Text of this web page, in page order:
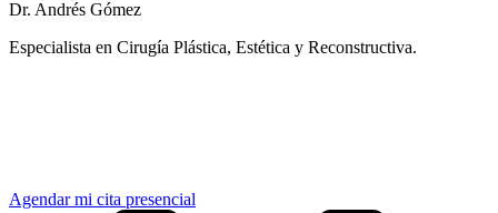
Dr. Andrés Gómez
Especialista en Cirugía Plástica, Estética y Reconstructiva.
Agendar mi cita presencial